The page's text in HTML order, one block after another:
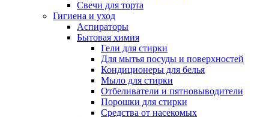
Свечи для торта
Гигиена и уход
Аспираторы
Бытовая химия
Гели для стирки
Для мытья посуды и поверхностей
Кондиционеры для белья
Мыло для стирки
Отбеливатели и пятновыводители
Порошки для стирки
Средства от насекомых